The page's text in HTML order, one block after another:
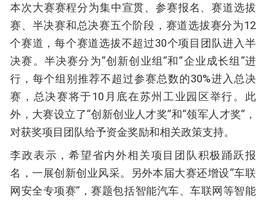
本次大赛赛程分为集中宣贯、参赛报名、赛道选拔
赛、半决赛和总决赛五个阶段，赛道选拔赛分为12
个赛道，每个赛道选拔不超过30个项目团队进入半
决赛。半决赛分为“创新创业组”和“企业成长组”进
行，每个组别推荐不超过参赛总数的30%进入总决
赛，总决赛将于10月底在苏州工业园区举行。此
外，大赛设立了“创新创业人才奖”和“领军人才奖”，
对获奖项目团队给予资金奖励和相关政策支持。
李政表示，希望省内外相关项目团队积极踊跃报
名，一展创新创业风采。另外本届大赛还增设“车联
网安全专项赛”，赛题包括智能汽车、车联网等智能